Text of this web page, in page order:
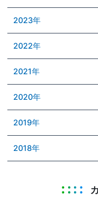
2023年
2022年
2021年
2020年
2019年
2018年